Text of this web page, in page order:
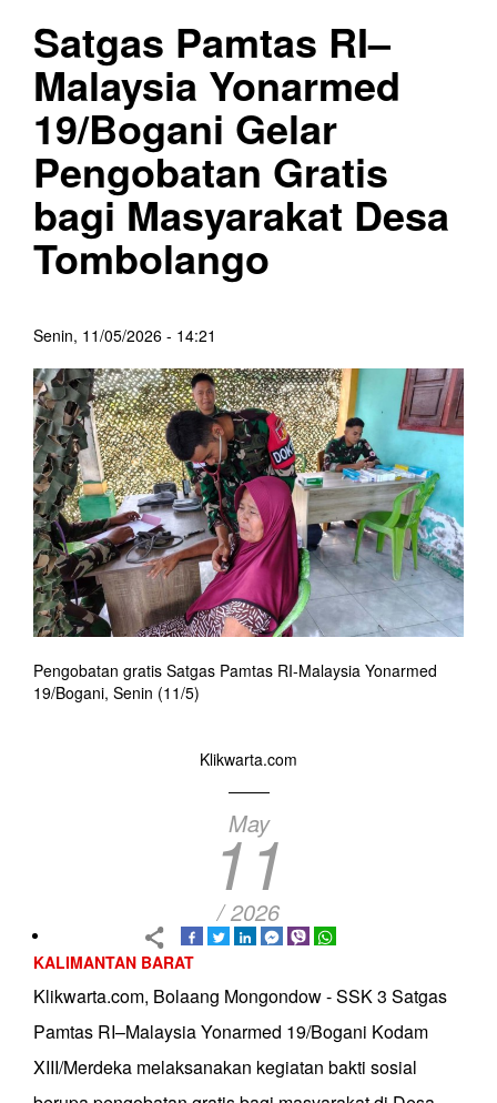
Satgas Pamtas RI–
Malaysia Yonarmed
19/Bogani Gelar
Pengobatan Gratis
bagi Masyarakat Desa
Tombolango
Senin, 11/05/2026 - 14:21
Pengobatan gratis Satgas Pamtas RI-Malaysia Yonarmed
19/Bogani, Senin (11/5)
Klikwarta.com
May
11
/ 2026
KALIMANTAN BARAT
Klikwarta.com, Bolaang Mongondow - SSK 3 Satgas
Pamtas RI–Malaysia Yonarmed 19/Bogani Kodam
XIII/Merdeka melaksanakan kegiatan bakti sosial